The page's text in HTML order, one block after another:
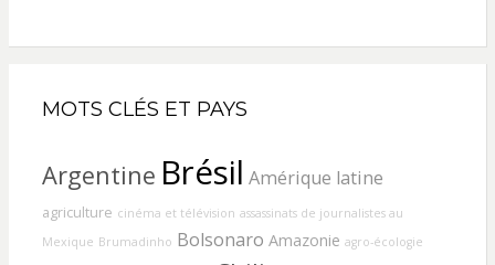
MOTS CLÉS ET PAYS
Argentine Brésil Amérique latine
agriculture cinéma et télévision assassinats de journalistes au
Mexique Brumadinho Bolsonaro Amazonie agro-écologie